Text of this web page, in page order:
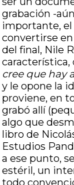
grabación -
importante, el
convertirse
del final, Nile
característica,
cree que hay
y le opone la
proviene, en
grabó allí
algo que
libro de
Estudios
a ese punto,
estéril, un
todo